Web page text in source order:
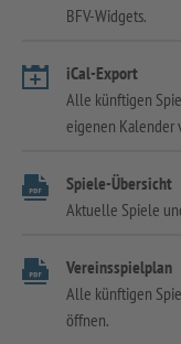
BFV-Widgets.
iCal-Export
Alle künftigen
eigenen Kalender
Spiele-Übersicht
Aktuelle Spiele
Vereinsspielplan
Alle künftigen
öffnen.